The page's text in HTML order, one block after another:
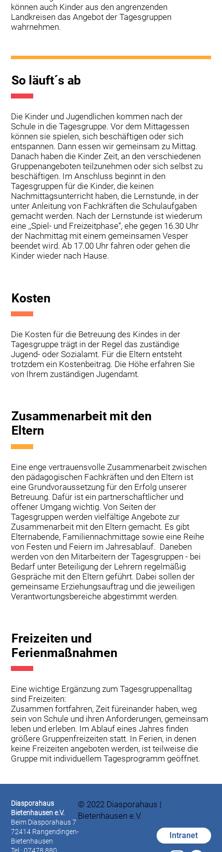
können auch Kinder aus den angrenzenden
Landkreisen das Angebot der Tagesgruppen
wahrnehmen.
So läuft´s ab
Die Kinder und Jugendlichen kommen nach der
Schule in die Tagesgruppe. Vor dem Mittagessen
können sie spielen, sich beschäftigen oder sich
entspannen. Dann essen wir gemeinsam zu Mittag.
Danach haben die Kinder Zeit, an den verschiedenen
Gruppenangeboten teilzunehmen oder sich selbst zu
beschäftigen. Im Anschluss beginnt in den
Tagesgruppen für die Kinder, die keinen
Nachmittagsunterricht haben, die Lernstunde, in der
unter Anleitung von Fachkräften die Schulaufgaben
gemacht werden. Nach der Lernstunde ist wiederum
eine ,,Spiel- und Freizeitphase“, ehe gegen 16.30 Uhr
der Nachmittag mit einem gemeinsamen Vesper
beendet wird. Ab 17.00 Uhr fahren oder gehen die
Kinder wieder nach Hause.
Kosten
Die Kosten für die Betreuung des Kindes in der
Tagesgruppe trägt in der Regel das zuständige
Jugend- oder Sozialamt. Für die Eltern entsteht
trotzdem ein Kostenbeitrag. Die Höhe erfahren Sie
von Ihrem zuständigen Jugendamt.
Zusammenarbeit mit den
Eltern
Eine enge vertrauensvolle Zusammenarbeit zwischen
den pädagogischen Fachkräften und den Eltern ist
eine Grundvoraussetzung für den Erfolg unserer
Betreuung. Dafür ist ein partnerschaftlicher und
offener Umgang wichtig. Von Seiten der
Tagesgruppen werden vielfältige Angebote zur
Zusammenarbeit mit den Eltern gemacht. Es gibt
Elternabende, Familiennachmittage sowie eine Reihe
von Festen und Feiern im Jahresablauf. Daneben
werden von den Mitarbeitern der Tagesgruppen - bei
Bedarf unter Beteiligung der Lehrern regelmäßig
Gespräche mit den Eltern geführt. Dabei sollen der
gemeinsame Erziehungsauftrag und die jeweiligen
Verantwortungsbereiche abgestimmt werden.
Freizeiten und
Ferienmaßnahmen
Eine wichtige Ergänzung zum Tagesgruppenalltag
sind Freizeiten:
Zusammen fortfahren, Zeit füreinander haben, weg
sein von Schule und ihren Anforderungen, gemeinsam
leben und erleben. Im Ablauf eines Jahres finden
größere Gruppenfreizeiten statt. In Ferien, in denen
keine Freizeiten angeboten werden, ist teilweise die
Gruppe mit individuellem Tagesprogramm geöffnet.
Diasporahaus
Bietenhausen e.V.
Beim Diasporahaus 7
72414 Rangendingen-
Bietenhausen
Tel.: 07478 880
© 2022 Diasporahaus |
Bietenhausen e.V.
Intranet